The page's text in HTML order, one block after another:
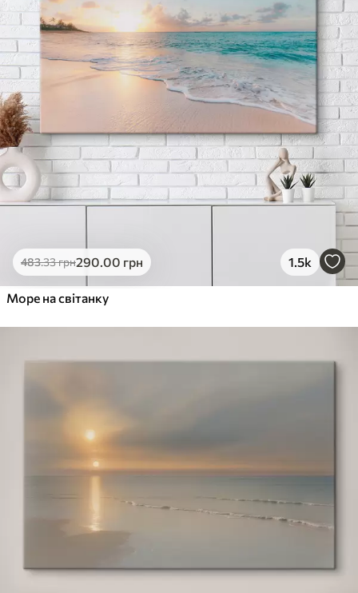
483.33грн290.00 грн 1.5k
Море на світанку